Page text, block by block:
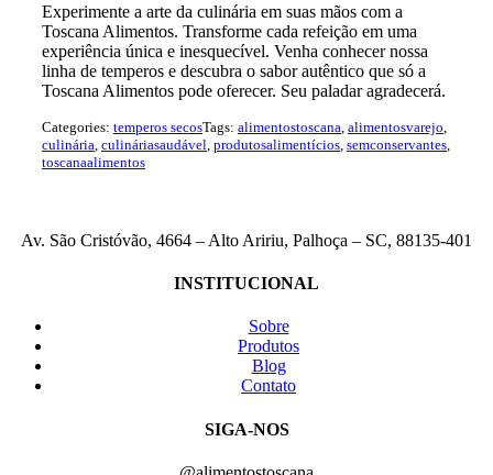
Experimente a arte da culinária em suas mãos com a
Toscana Alimentos. Transforme cada refeição em uma
experiência única e inesquecível. Venha conhecer nossa
linha de temperos e descubra o sabor autêntico que só a
Toscana Alimentos pode oferecer. Seu paladar agradecerá.
Categories: temperos secosTags: alimentostoscana alimentosvarejo
culinária culináriasaudável produtosalimentícios, semconservantes,
toscanaalimentos
Av. São Cristóvão, 4664 – Alto Aririu, Palhoça – SC, 88135-401
INSTITUCIONAL
Sobre
Produtos
Blog
Contato
SIGA-NOS